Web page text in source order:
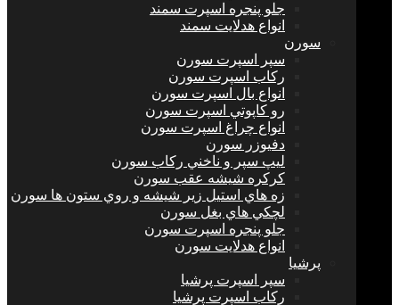
جلو پنجره اسپرت سمند
انواع هدلايت سمند
سورن
سپر اسپرت سورن
ركاب اسپرت سورن
انواع بال اسپرت سورن
رو كاپوتي اسپرت سورن
انواع چراغ اسپرت سورن
دفيوزر سورن
ليپ سپر و ناخني ركاب سورن
كركره شيشه عقب سورن
زه هاي استيل زير شيشه و روي ستون ها سورن
لچكي هاي بغل سورن
جلو پنجره اسپرت سورن
انواع هدلايت سورن
پرشيا
سپر اسپرت پرشیا
ركاب اسپرت پرشیا